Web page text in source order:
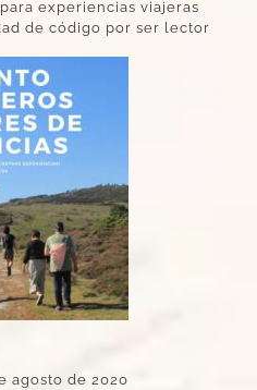
experiencias viajeras
de código por ser lector
agosto de 2020